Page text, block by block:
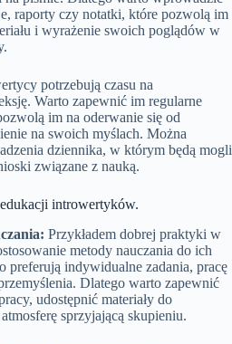
raporty czy notatki, które pozwolą im
i wyrażenie swoich poglądów w
potrzebują czasu na
Warto zapewnić im regularne
im na oderwanie się od
na swoich myślach. Można
dziennika, w którym będą mogli
związane z nauką.
introwertyków.
Przykładem dobrej praktyki w
metody nauczania do ich
preferują indywidualne zadania, pracę
Dlatego warto zapewnić
udostępnić materiały do
sprzyjającą skupieniu.